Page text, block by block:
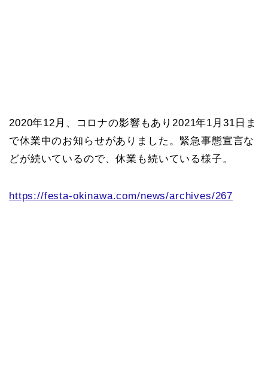
2020年12月、コロナの影響もあり2021年1月31日ま
で休業中のお知らせがありました。緊急事態宣言な
どが続いているので、休業も続いている様子。
https://festa-okinawa.com/news/archives/267